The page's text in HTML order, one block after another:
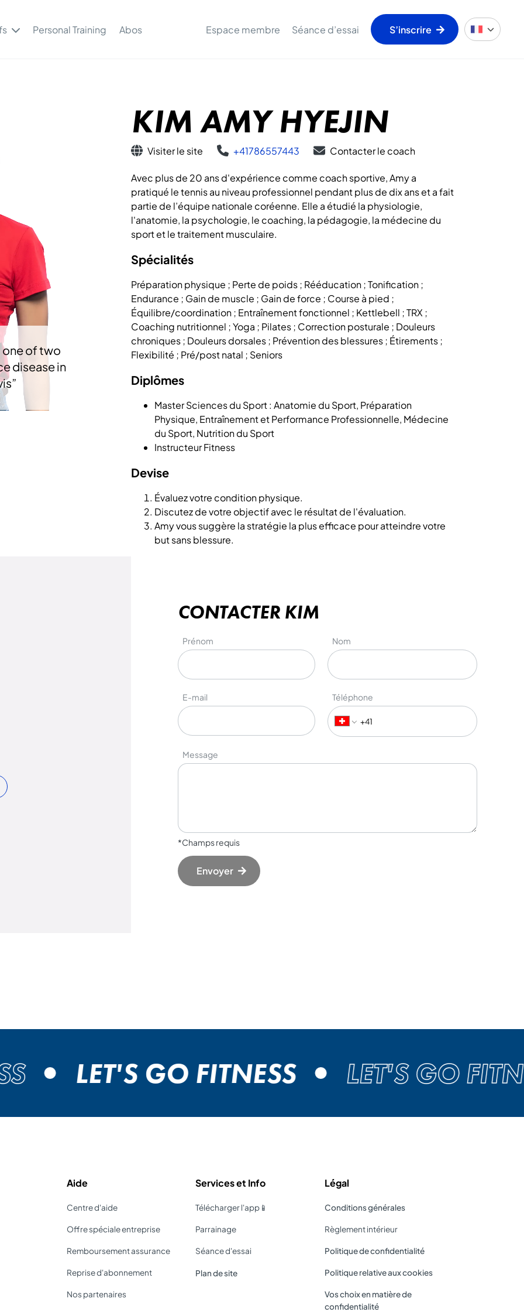
Personal Training Abos Espace membre Séance d’essai S’inscrire
one of two
disease in
”
KIM AMY HYEJIN
Visiter le site +41786557443 Contacter le coach
Avec plus de 20 ans d'expérience comme coach sportive, Amy a
pratiqué le tennis au niveau professionnel pendant plus de dix ans et a fait
partie de l’équipe nationale coréenne. Elle a étudié la physiologie,
l'anatomie, la psychologie, le coaching, la pédagogie, la médecine du
sport et le traitement musculaire.
Spécialités
Préparation physique ; Perte de poids ; Rééducation ; Tonification ;
Endurance ; Gain de muscle ; Gain de force ; Course à pied ;
Équilibre/coordination ; Entraînement fonctionnel ; Kettlebell ; TRX ;
Coaching nutritionnel ; Yoga ; Pilates ; Correction posturale ; Douleurs
chroniques ; Douleurs dorsales ; Prévention des blessures ; Étirements ;
Flexibilité ; Pré/post natal ; Seniors
Diplômes
Master Sciences du Sport : Anatomie du Sport, Préparation
Physique, Entraînement et Performance Professionnelle, Médecine
du Sport, Nutrition du Sport
Instructeur Fitness
Devise
Évaluez votre condition physique.
Discutez de votre objectif avec le résultat de l'évaluation.
Amy vous suggère la stratégie la plus efficace pour atteindre votre
but sans blessure.
CONTACTER KIM
Prénom Nom
E-mail Téléphone
Message
*Champs requis
Envoyer
LET'S GO FITNESS LET'S GO
Aide
Centre d'aide
Offre spéciale entreprise
Remboursement assurance
Reprise d'abonnement
Nos partenaires
Services et Info
Télécharger l'app📱
Parrainage
Séance d'essai
Plan de site
Légal
Conditions générales
Règlement intérieur
Politique de confidentialité
Politique relative aux cookies
Vos choix en matière de
confidentialité